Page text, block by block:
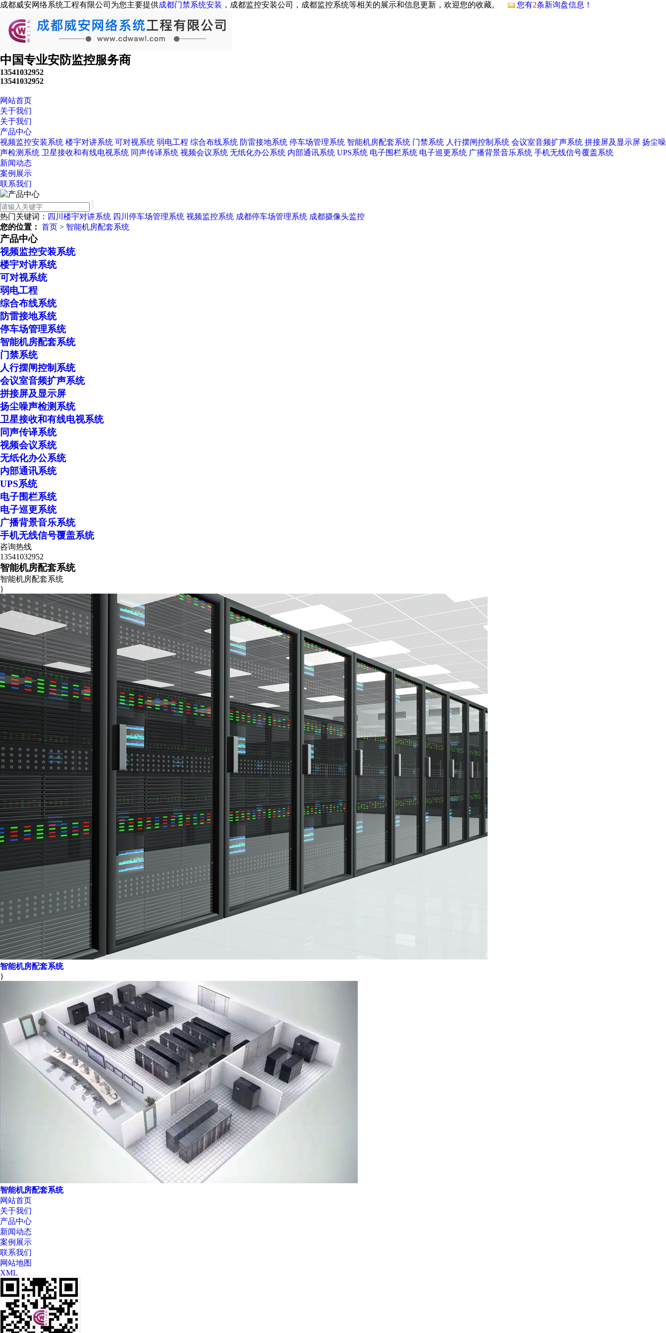
成都威安网络系统工程有限公司为您主要提供成都门禁系统安装 ，成都监控安装公司，成都监控系统等相关的展示和信息更新，欢迎您的收藏。 您有2条新询盘信息！
中国专业安防监控服务商
13541032952
13541032952
网站首页
关于我们
关于我们
产品中心
视频监控安装系统 楼宇对讲系统 可对视系统 弱电工程 综合布线系统 防雷接地系统 停车场管理系统 智能机房配套系统 门禁系统 人行摆闸控制系统 会议室音频扩声系统 拼接屏及显示屏 扬尘噪
声检测系统 卫星接收和有线电视系统 同声传译系统 视频会议系统 无纸化办公系统 内部通讯系统 UPS系统 电子围栏系统 电子巡更系统 广播背景音乐系统 手机无线信号覆盖系统
新闻动态
案例展示
联系我们
热门关键词： 四川楼宇对讲系统 四川停车场管理系统 视频监控系统 成都停车场管理系统 成都摄像头监控
您的位置： 首页 > 智能机房配套系统
产品中心
视频监控安装系统
楼宇对讲系统
可对视系统
弱电工程
综合布线系统
防雷接地系统
停车场管理系统
智能机房配套系统
门禁系统
人行摆闸控制系统
会议室音频扩声系统
拼接屏及显示屏
扬尘噪声检测系统
卫星接收和有线电视系统
同声传译系统
视频会议系统
无纸化办公系统
内部通讯系统
UPS系统
电子围栏系统
电子巡更系统
广播背景音乐系统
手机无线信号覆盖系统
咨询热线
13541032952
智能机房配套系统
智能机房配套系统
}
智能机房配套系统
}
智能机房配套系统
网站首页
关于我们
产品中心
新闻动态
案例展示
联系我们
网站地图
XML